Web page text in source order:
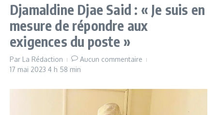
Djamaldine Djae Said : « Je suis en
mesure de répondre aux
exigences du poste »
Par La Rédaction
Aucun commentaire
17 mai 2023 4 h 58 min